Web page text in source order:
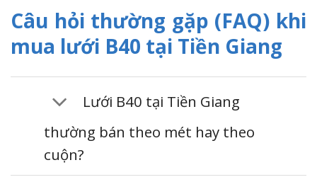
Câu hỏi thường gặp (FAQ) khi
mua lưới B40 tại Tiền Giang
Lưới B40 tại Tiền Giang
thường bán theo mét hay theo
cuộn?